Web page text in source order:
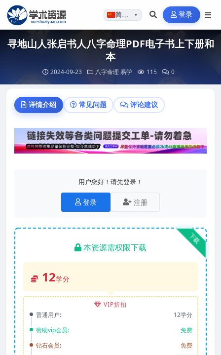
简体…▼ 登录
寻地山人张启书人八字命理PDF电子书上下册和
本
2024-09-23 八字命理 易学 115 0
详情介绍 常见问题 评论建议
用户您好！请先登录！
登录 注册
下载
本资源需权限下载
12学分
VIP折扣
普通用户:
12学分
赞助vip会员:
免费
钻石会员:
免费